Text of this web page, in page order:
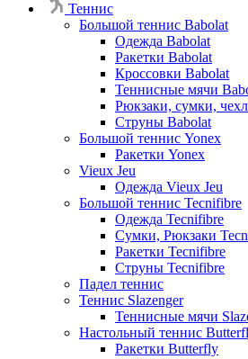
Теннис
Большой теннис Babolat
Одежда Babolat
Ракетки Babolat
Кроссовки Babolat
Теннисные мячи
Рюкзаки, сумки,
Струны Babolat
Большой теннис Yonex
Ракетки Yonex
Vieux Jeu
Одежда Vieux Jeu
Большой теннис Tecnifibre
Одежда Tecnifibre
Сумки, Рюкзаки
Ракетки Tecnifibre
Струны Tecnifibre
Падел теннис
Теннис Slazenger
Теннисные мячи
Настольный теннис
Ракетки Butterfly